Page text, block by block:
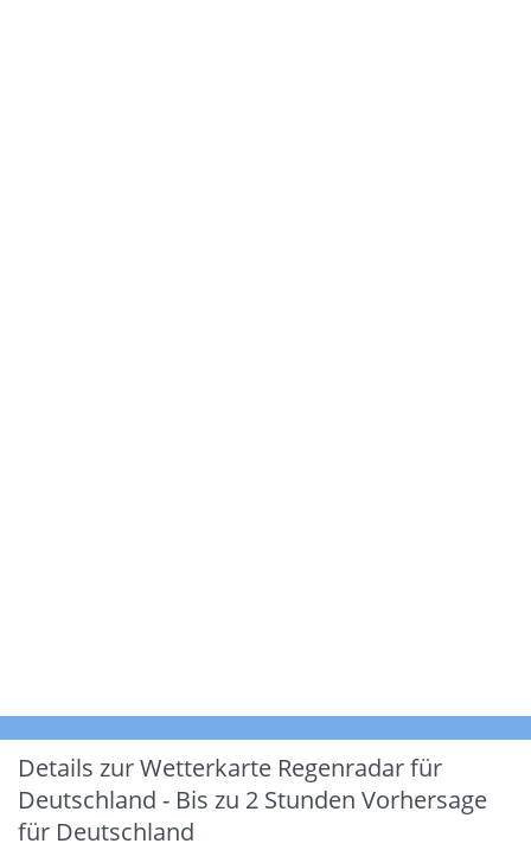
Details zur Wetterkarte Regenradar für
Deutschland - Bis zu 2 Stunden Vorhersage
für Deutschland